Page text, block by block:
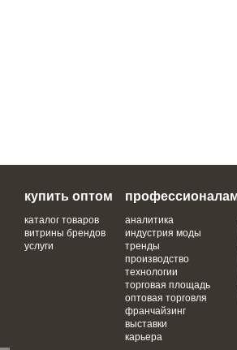
купить оптом
каталог товаров
витрины брендов
услуги
аналитика
индустрия моды
тренды
производство
технологии
торговая площадь
оптовая торговля
франчайзинг
выставки
карьера